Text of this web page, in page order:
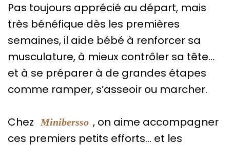
Pas toujours apprécié au départ, mais
très bénéfique dès les premières
semaines, il aide bébé à renforcer sa
musculature, à mieux contrôler sa tête…
et à se préparer à de grandes étapes
comme ramper, s’asseoir ou marcher.
Chez Minibersso , on aime accompagner
ces premiers petits efforts… et les